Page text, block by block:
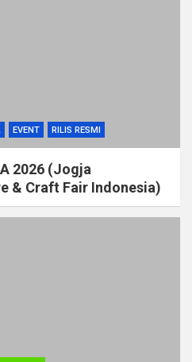
EVENT RILIS RESMI
2026 (Jogja
& Craft Fair Indonesia)